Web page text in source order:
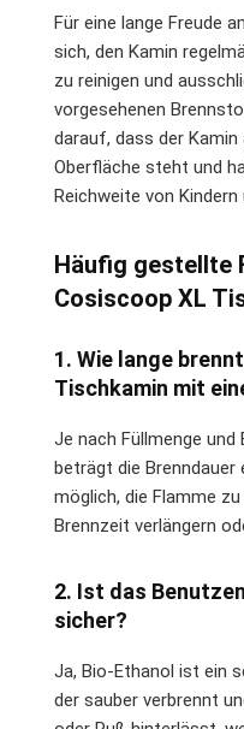
Für eine lange Freude
sich, den Kamin
zu reinigen und
vorgesehenen
darauf, dass der
Oberfläche steht und
Reichweite von Kindern
Häufig gestellte
Cosiscoop XL
1. Wie lange
Tischkamin mit
Je nach Füllmenge und
beträgt die Brenndauer
möglich, die Flamme
Brennzeit verlängern
2. Ist das
sicher?
Ja, Bio-Ethanol ist ein
der sauber verbrennt